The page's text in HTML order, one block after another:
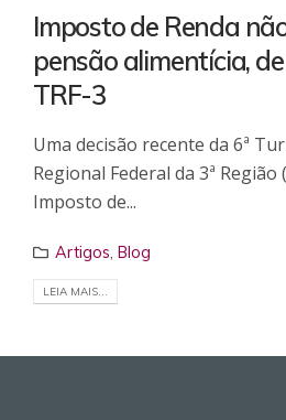
Imposto de Renda
pensão alimentícia,
TRF-3
Uma decisão recente da 6ª
Regional Federal da 3ª
Imposto de...
Artigos ,Blog
LEIA MAIS...